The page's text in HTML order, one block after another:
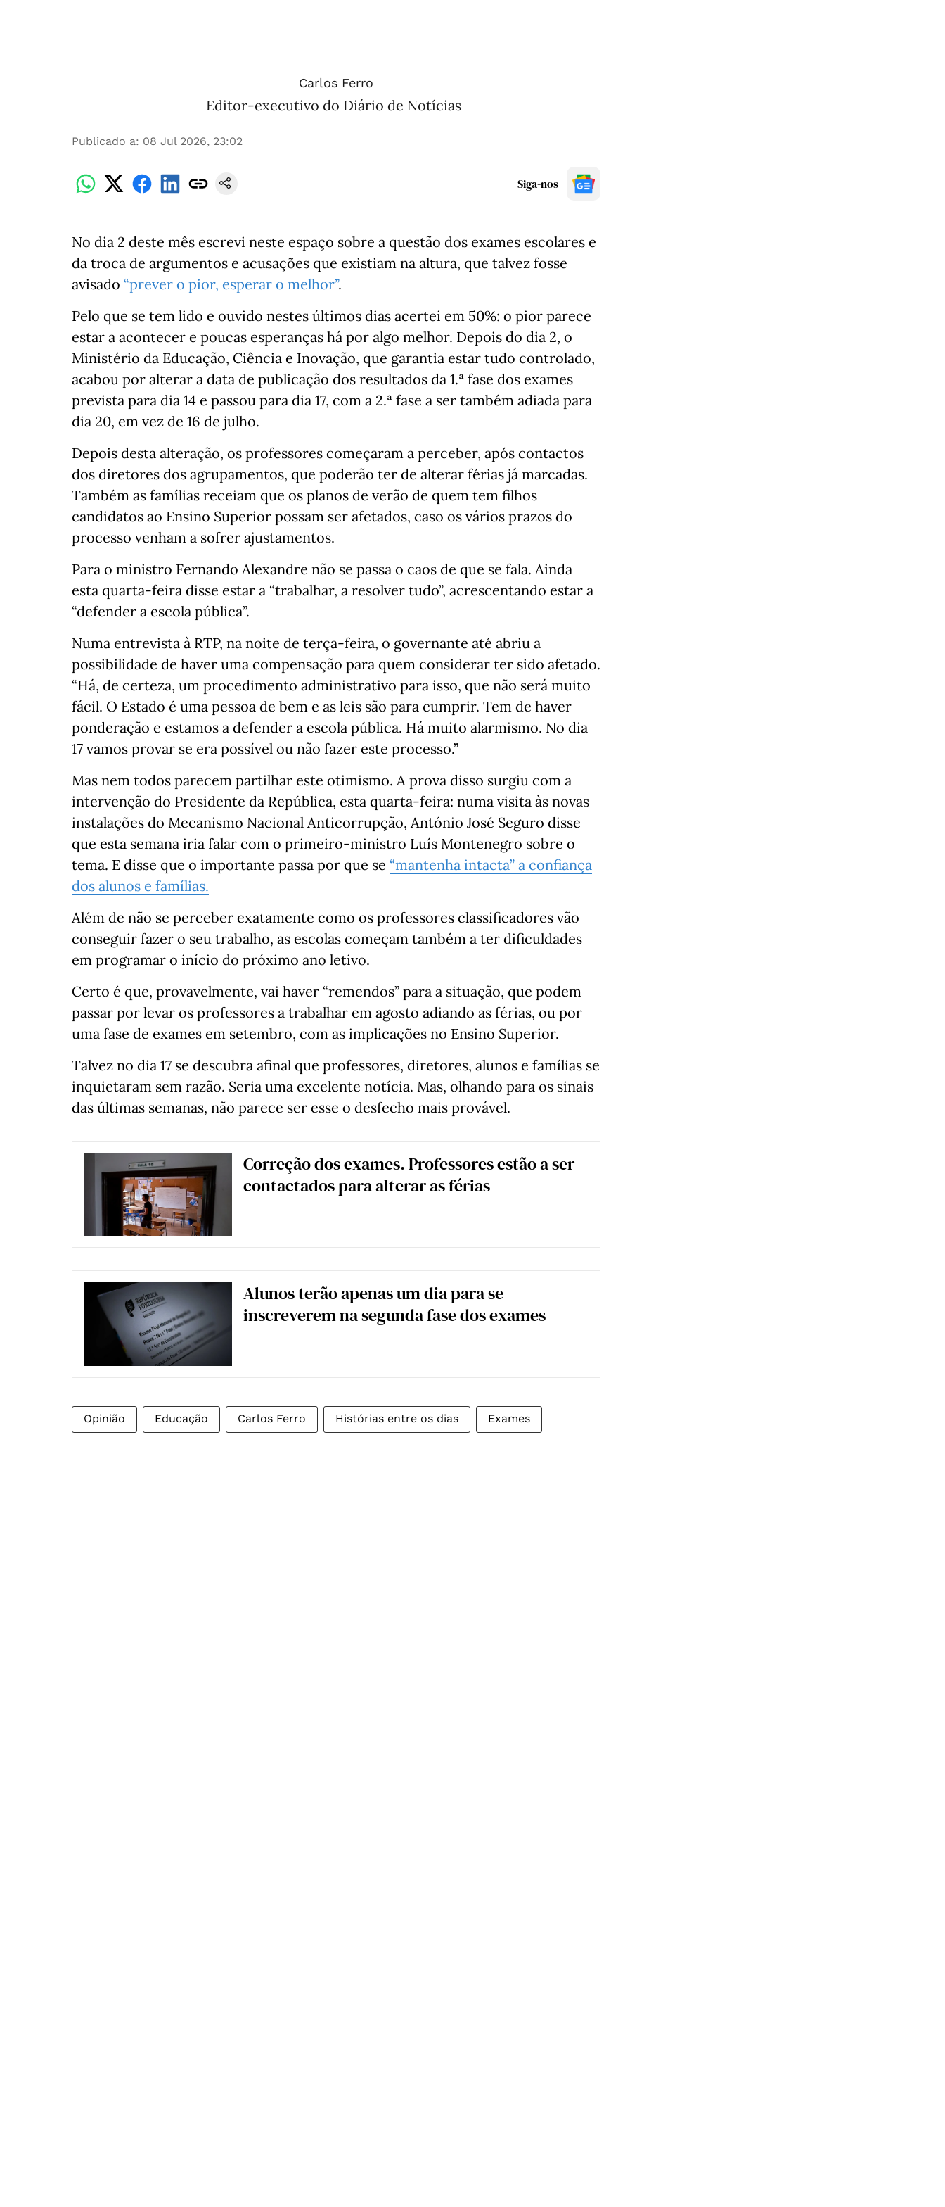
Carlos Ferro
Editor-executivo do Diário de Notícias
Publicado a: 08 Jul 2026, 23:02
Siga-nos
No dia 2 deste mês escrevi neste espaço sobre a questão dos exames escolares e
da troca de argumentos e acusações que existiam na altura, que talvez fosse
avisado “prever o pior, esperar o melhor”.
Pelo que se tem lido e ouvido nestes últimos dias acertei em 50%: o pior parece
estar a acontecer e poucas esperanças há por algo melhor. Depois do dia 2, o
Ministério da Educação, Ciência e Inovação, que garantia estar tudo controlado,
acabou por alterar a data de publicação dos resultados da 1.ª fase dos exames
prevista para dia 14 e passou para dia 17, com a 2.ª fase a ser também adiada para
dia 20, em vez de 16 de julho.
Depois desta alteração, os professores começaram a perceber, após contactos
dos diretores dos agrupamentos, que poderão ter de alterar férias já marcadas.
Também as famílias receiam que os planos de verão de quem tem filhos
candidatos ao Ensino Superior possam ser afetados, caso os vários prazos do
processo venham a sofrer ajustamentos.
Para o ministro Fernando Alexandre não se passa o caos de que se fala. Ainda
esta quarta-feira disse estar a “trabalhar, a resolver tudo”, acrescentando estar a
“defender a escola pública”.
Numa entrevista à RTP, na noite de terça-feira, o governante até abriu a
possibilidade de haver uma compensação para quem considerar ter sido afetado.
“Há, de certeza, um procedimento administrativo para isso, que não será muito
fácil. O Estado é uma pessoa de bem e as leis são para cumprir. Tem de haver
ponderação e estamos a defender a escola pública. Há muito alarmismo. No dia
17 vamos provar se era possível ou não fazer este processo.”
Mas nem todos parecem partilhar este otimismo. A prova disso surgiu com a
intervenção do Presidente da República, esta quarta-feira: numa visita às novas
instalações do Mecanismo Nacional Anticorrupção, António José Seguro disse
que esta semana iria falar com o primeiro-ministro Luís Montenegro sobre o
tema. E disse que o importante passa por que se “mantenha intacta” a confiança
dos alunos e famílias.
Além de não se perceber exatamente como os professores classificadores vão
conseguir fazer o seu trabalho, as escolas começam também a ter dificuldades
em programar o início do próximo ano letivo.
Certo é que, provavelmente, vai haver “remendos” para a situação, que podem
passar por levar os professores a trabalhar em agosto adiando as férias, ou por
uma fase de exames em setembro, com as implicações no Ensino Superior.
Talvez no dia 17 se descubra afinal que professores, diretores, alunos e famílias se
inquietaram sem razão. Seria uma excelente notícia. Mas, olhando para os sinais
das últimas semanas, não parece ser esse o desfecho mais provável.
Correção dos exames. Professores estão a ser
contactados para alterar as férias
Alunos terão apenas um dia para se
inscreverem na segunda fase dos exames
Opinião Educação Carlos Ferro Histórias entre os dias Exames